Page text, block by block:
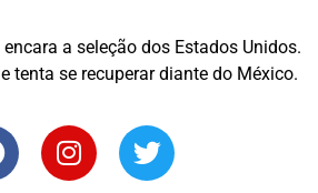
a seleção dos Estados Unidos.
tenta se recuperar diante do México.